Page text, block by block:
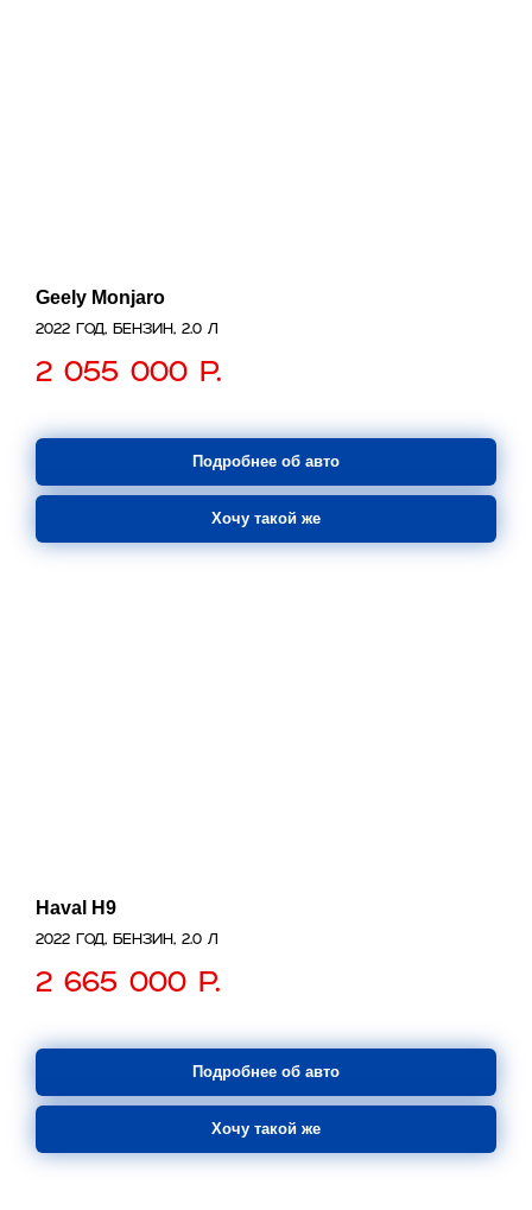
Geely Monjaro
2022 год, бензин, 2.0 л
2 055 000 р.
Подробнее об авто
Хочу такой же
Haval H9
2022 год, бензин, 2.0 л
2 665 000 р.
Подробнее об авто
Хочу такой же